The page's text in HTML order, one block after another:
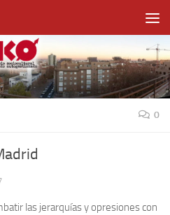
0
las jerarquías y opresiones con